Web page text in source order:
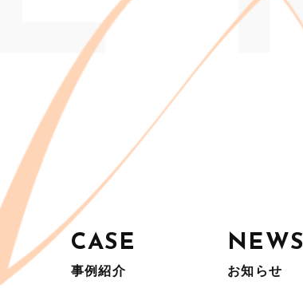
CASE
事例紹介
NEWS
お知らせ